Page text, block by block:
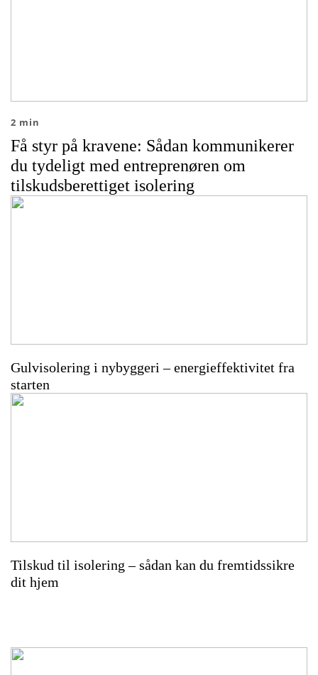
Få styr på kravene: Sådan kommunikerer
du tydeligt med entreprenøren om
tilskudsberettiget isolering
2 min
Gulvisolering i nybyggeri – energieffektivitet fra
starten
Tilskud til isolering – sådan kan du fremtidssikre
dit hjem